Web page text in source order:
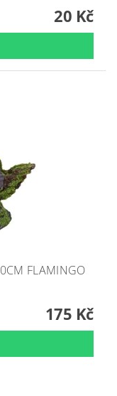
20 Kč
FLAMINGO
175 Kč